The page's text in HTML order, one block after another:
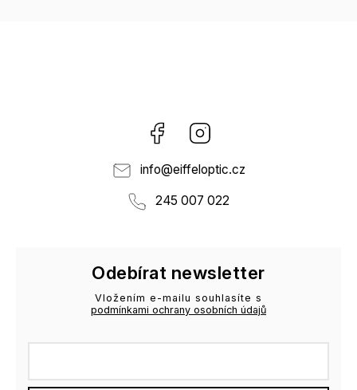
Facebook
info@eiffeloptic.cz
245 007 022
Odebírat newsletter
Vložením e-mailu souhlasíte s
podmínkami ochrany osobních údajů